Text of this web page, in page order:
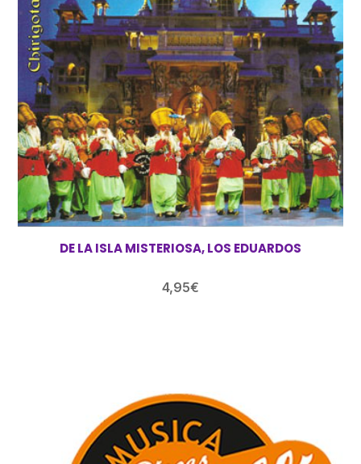
DE LA ISLA MISTERIOSA, LOS EDUARDOS
4,95€